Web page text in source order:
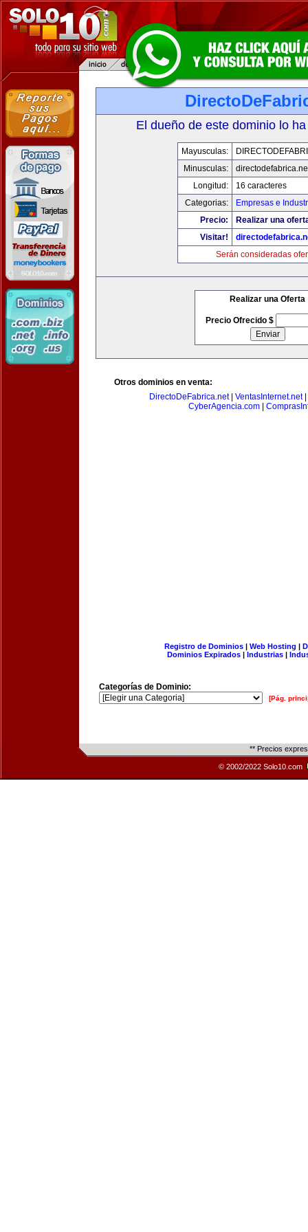
El dueño de este dominio lo
Mayusculas:
Minusculas:
Longitud:
16 caracteres
Categorias:
Empresas e
Precio:
Realizar una
Visitar!
Serán consideradas
Realizar una Oferta
Precio Ofrecido $
Otros dominios en venta:
DirectoDeFabrica.net| VentasInternet.net|
CyberAgencia.com
Registro de Dominios| Web Hosting |
Dominios Expirados | Industrias |
Categorías de Dominio:
[Pág.
** Precios
© 2002/2022 Solo10.com